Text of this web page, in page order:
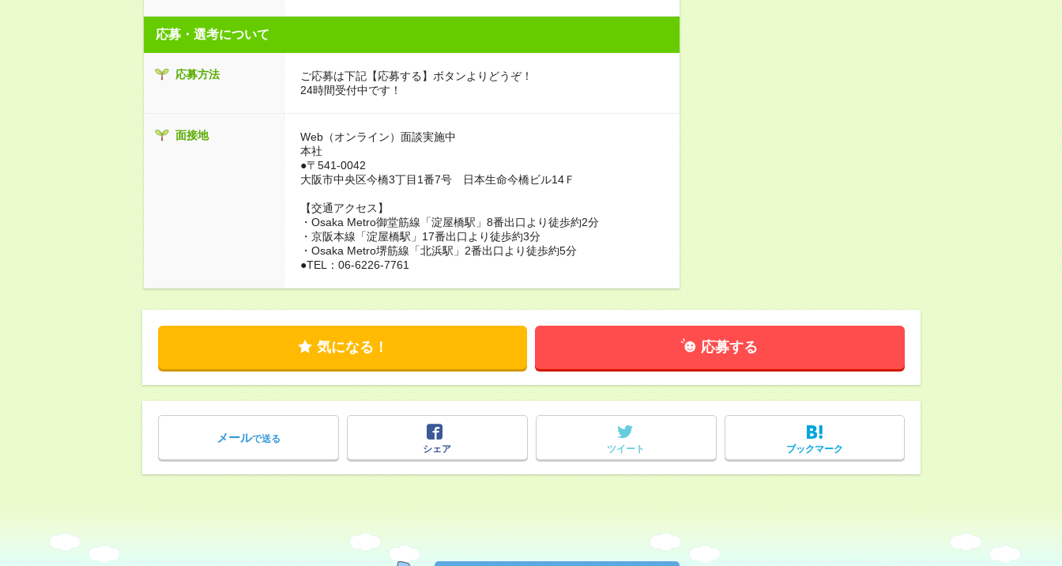
応募・選考について
応募方法
ご応募は下記【応募する】ボタンよりどうぞ！
24時間受付中です！
面接地
Web（オンライン）面談実施中
本社
●〒541-0042
大阪市中央区今橋3丁目1番7号 日本生命今橋ビル14Ｆ
【交通アクセス】
・Osaka Metro御堂筋線「淀屋橋駅」8番出口より徒歩約2分
・京阪本線「淀屋橋駅」17番出口より徒歩約3分
・Osaka Metro堺筋線「北浜駅」2番出口より徒歩約5分
●TEL：06-6226-7761
気になる！ 応募する
メールで送る
シェア
ツイート ブックマーク